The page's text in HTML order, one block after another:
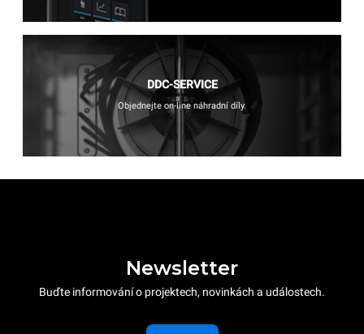
DDC-SERVICE
Objednejte on-line náhradní díly.
Newsletter
Buďte informování o projektech, novinkách a událostech.